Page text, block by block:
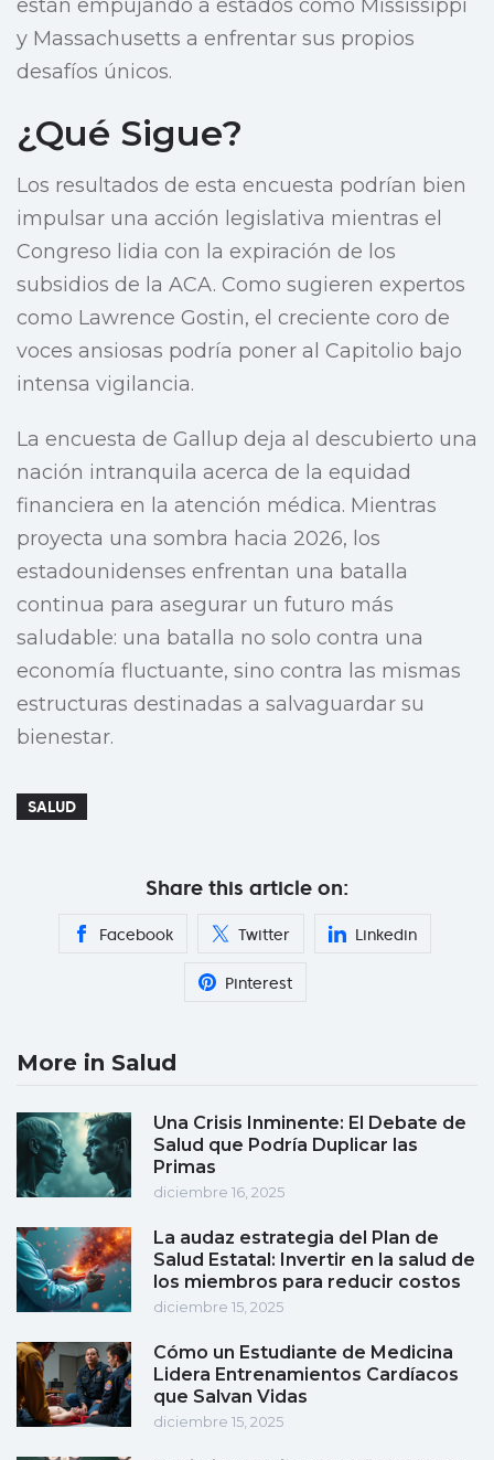
están empujando a estados como Mississippi
y Massachusetts a enfrentar sus propios
desafíos únicos.
¿Qué Sigue?
Los resultados de esta encuesta podrían bien
impulsar una acción legislativa mientras el
Congreso lidia con la expiración de los
subsidios de la ACA. Como sugieren expertos
como Lawrence Gostin, el creciente coro de
voces ansiosas podría poner al Capitolio bajo
intensa vigilancia.
La encuesta de Gallup deja al descubierto una
nación intranquila acerca de la equidad
financiera en la atención médica. Mientras
proyecta una sombra hacia 2026, los
estadounidenses enfrentan una batalla
continua para asegurar un futuro más
saludable: una batalla no solo contra una
economía fluctuante, sino contra las mismas
estructuras destinadas a salvaguardar su
bienestar.
SALUD
Share this article on:
Facebook Twitter Linkedin
Pinterest
More in Salud
Una Crisis Inminente: El Debate de
Salud que Podría Duplicar las
Primas
diciembre 16, 2025
La audaz estrategia del Plan de
Salud Estatal: Invertir en la salud de
los miembros para reducir costos
diciembre 15, 2025
Cómo un Estudiante de Medicina
Lidera Entrenamientos Cardíacos
que Salvan Vidas
diciembre 15, 2025